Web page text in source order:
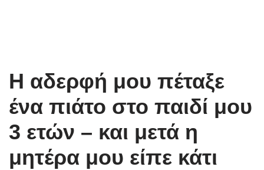
Η αδερφή μου πέταξε
ένα πιάτο στο παιδί μου
3 ετών – και μετά η
μητέρα μου είπε κάτι